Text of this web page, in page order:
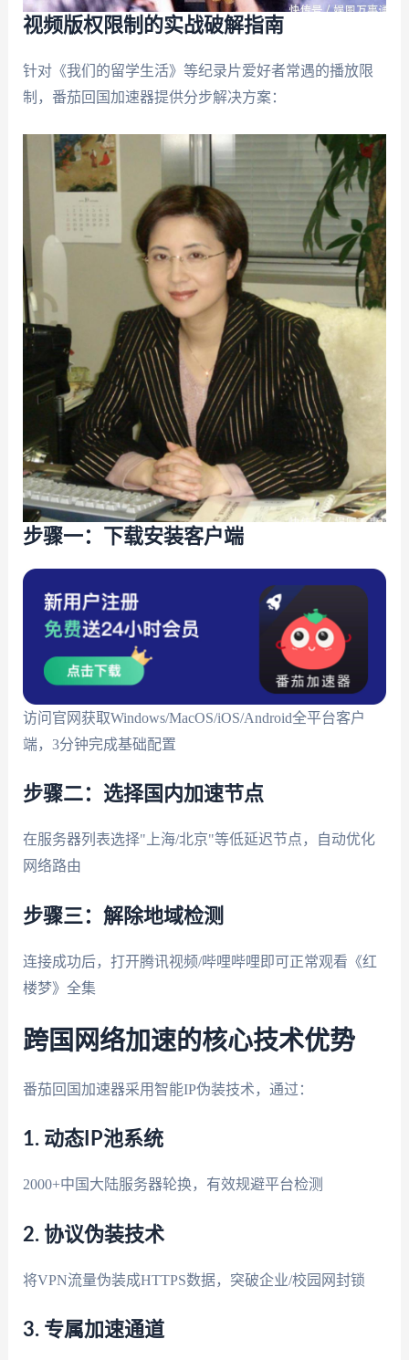
视频版权限制的实战破解指南
针对《我们的留学生活》等纪录片爱好者常遇的播放限
制，番茄回国加速器提供分步解决方案：
步骤一：下载安装客户端
访问官网获取Windows/MacOS/iOS/Android全平台客户
端，3分钟完成基础配置
步骤二：选择国内加速节点
在服务器列表选择"上海/北京"等低延迟节点，自动优化
网络路由
步骤三：解除地域检测
连接成功后，打开腾讯视频/哔哩哔哩即可正常观看《红
楼梦》全集
跨国网络加速的核心技术优势
番茄回国加速器采用智能IP伪装技术，通过：
1. 动态IP池系统
2000+中国大陆服务器轮换，有效规避平台检测
2. 协议伪装技术
将VPN流量伪装成HTTPS数据，突破企业/校园网封锁
3. 专属加速通道